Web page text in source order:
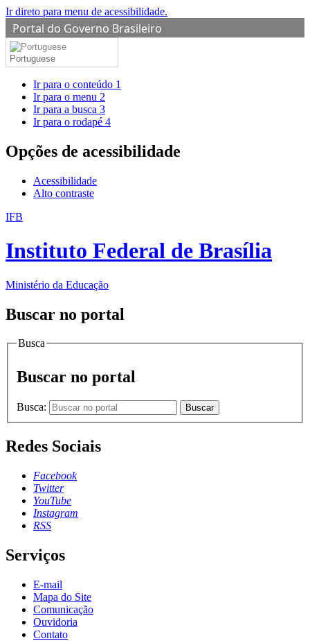
Ir direto para menu de acessibilidade.
Portal do Governo Brasileiro
Portuguese
Ir para o conteúdo 1
Ir para o menu 2
Ir para a busca 3
Ir para o rodapé 4
Opções de acessibilidade
Acessibilidade
Alto contraste
IFB
Instituto Federal de Brasília
Ministério da Educação
Buscar no portal
Busca
Buscar no portal
Busca: Buscar
Redes Sociais
Facebook
Twitter
YouTube
Instagram
RSS
Serviços
E-mail
Mapa do Site
Comunicação
Ouvidoria
Contato